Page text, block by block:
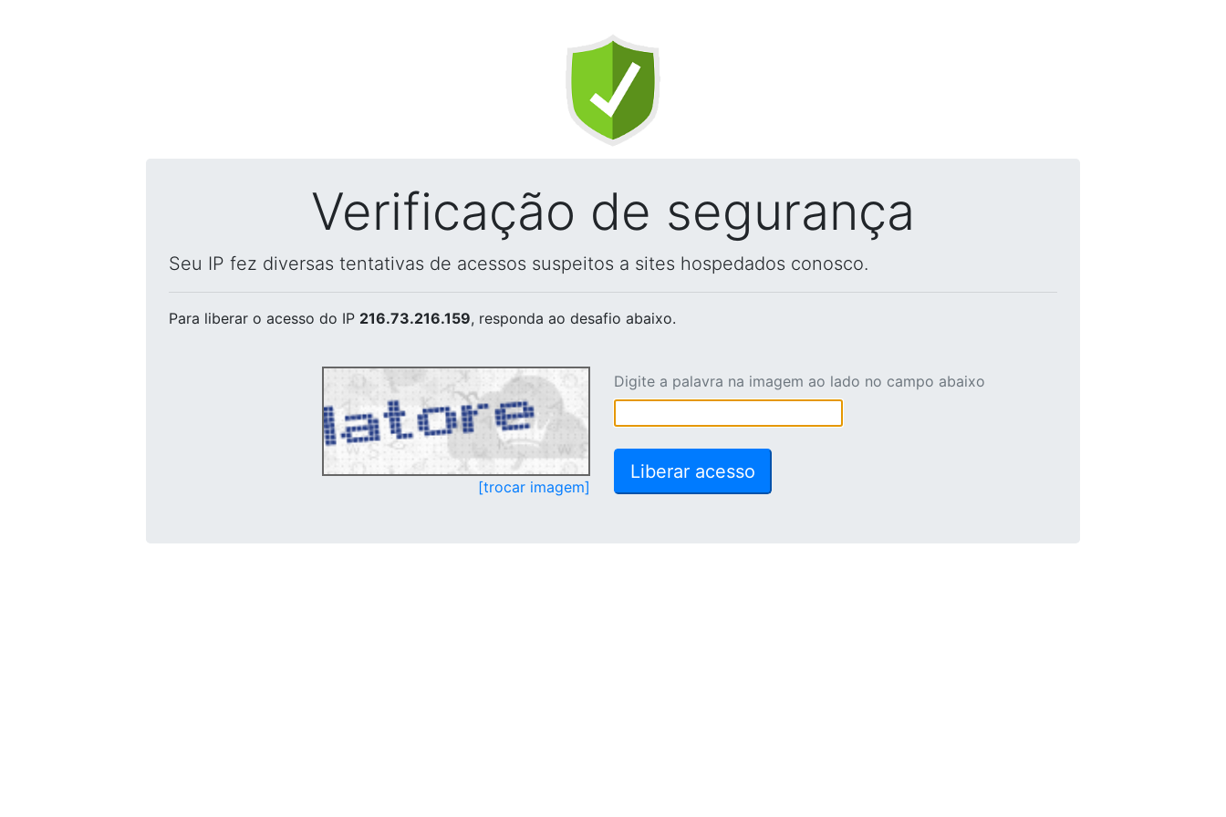
Verificação de segurança
Seu IP fez diversas tentativas de acessos suspeitos a sites hospedados conosco.
Para liberar o acesso do IP 216.73.216.159, responda ao desafio abaixo.
[trocar imagem]
Digite a palavra na imagem ao lado no campo abaixo